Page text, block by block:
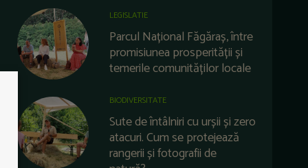
LEGISLATIE
Parcul Național Făgăraș, între
promisiunea prosperității și
temerile comunităților locale
BIODIVERSITATE
Sute de întâlniri cu urșii și zero
atacuri. Cum se protejează
rangerii și fotografii de